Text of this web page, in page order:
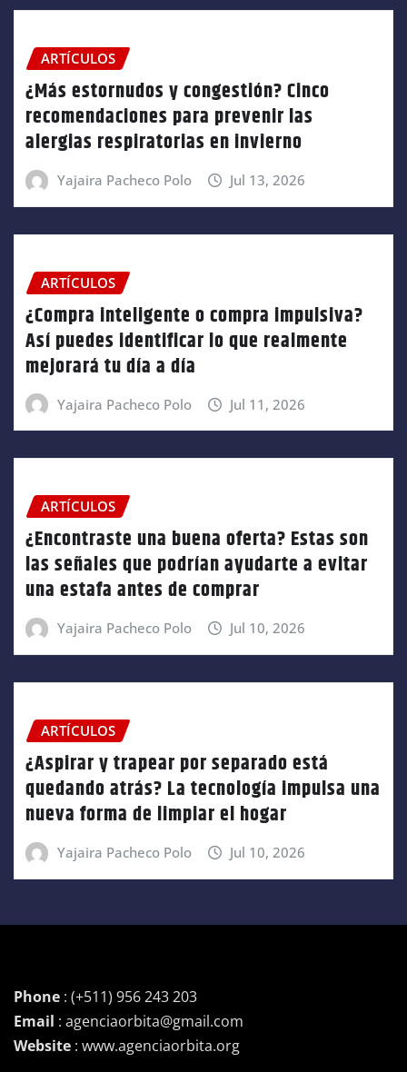
ARTÍCULOS
¿Más estornudos y congestión? Cinco
recomendaciones para prevenir las
alergias respiratorias en invierno
Yajaira Pacheco Polo Jul 13, 2026
ARTÍCULOS
¿Compra inteligente o compra impulsiva?
Así puedes identificar lo que realmente
mejorará tu día a día
Yajaira Pacheco Polo Jul 11, 2026
ARTÍCULOS
¿Encontraste una buena oferta? Estas son
las señales que podrían ayudarte a evitar
una estafa antes de comprar
Yajaira Pacheco Polo Jul 10, 2026
ARTÍCULOS
¿Aspirar y trapear por separado está
quedando atrás? La tecnología impulsa una
nueva forma de limpiar el hogar
Yajaira Pacheco Polo Jul 10, 2026
Phone : (+511) 956 243 203
Email : agenciaorbita@gmail.com
Website : www.agenciaorbita.org